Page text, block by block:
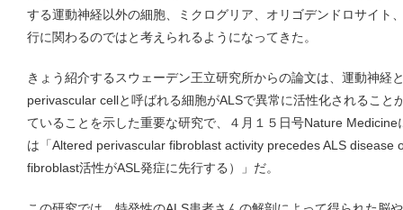
する運動神経以外の細胞、ミクログリア、オリゴデンドロサイト
行に関わるのではと考えられるようになってきた。
きょう紹介するスウェーデン王立研究所からの論文は、運動神経
perivascular cellと呼ばれる細胞がALSで異常に活性化されること
ていることを示した重要な研究で、４月１５日号Nature
は「Altered perivascular fibroblast activity precedes ALS disease
fibroblast活性がASL発症に先行する）」だ。